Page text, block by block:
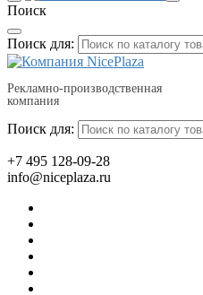
Поиск
Поиск для:
Рекламно-производственная
компания
Поиск для:
+7 495 128-09-28
info@niceplaza.ru